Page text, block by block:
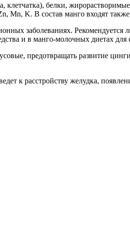
клетчатка), белки,
Mn, K. В состав манго входят
заболеваниях. Рекомендуется
и в манго-молочных диетах для
предотвращать развитие
к расстройству желудка,